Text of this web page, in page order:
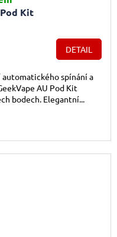
Kit
DETAIL
spínání a
AU Pod Kit
bodech. Elegantní...